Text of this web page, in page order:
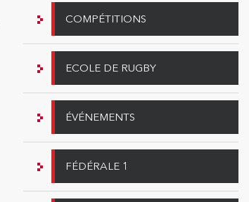
COMPÉTITIONS
ECOLE DE RUGBY
ÉVÉNEMENTS
FÉDÉRALE 1